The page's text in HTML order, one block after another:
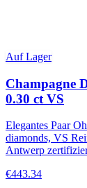
Auf Lager
Champagne
0.30 ct VS
Elegantes Paar
diamonds, VS
Antwerp
€443.34